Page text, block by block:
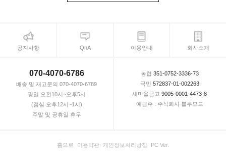
공지사항 QnA 이용안내 회사소개
070-4070-6786
배송 및 재고문의 070-4070-6789
평일 오전10시~오후5시
(점심 오후12시~1시)
주말 및 공휴일 휴무
농협 351-0752-3336-73
국민 572837-01-002263
새마을금고 9005-0001-4473-8
예금주 : 주식회사 블루모드
홈으로 이용약관 개인정보처리방침 PC Ver.